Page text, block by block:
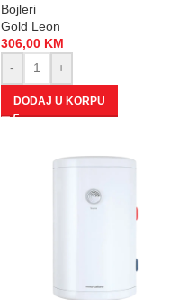
Bojleri
Gold Leon
306,00 KM
-
+
DODAJ U KORPU